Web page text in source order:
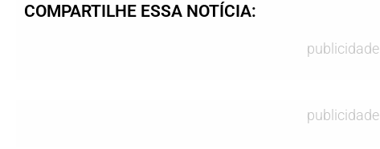
COMPARTILHE ESSA NOTÍCIA:
publicidade
publicidade